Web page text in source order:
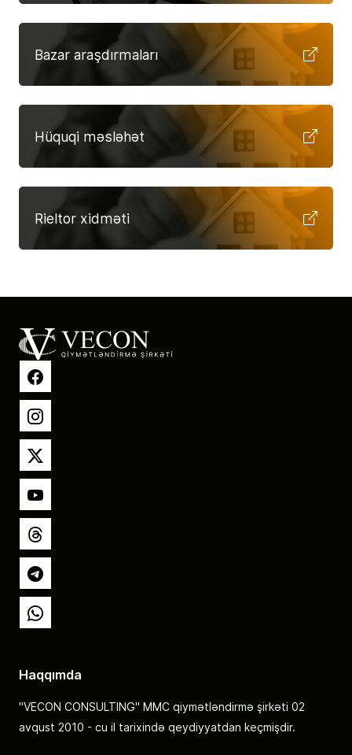
Bazar araşdırmaları
Hüquqi məsləhət
Rieltor xidməti
Facebook
Instagram
YouTube
Threads
Telegram
Whatsapp
Haqqımda
"VECON CONSULTING" MMC qiymətləndirmə şirkəti 02
avqust 2010 - cu il tarixində qeydiyyatdan keçmişdir.